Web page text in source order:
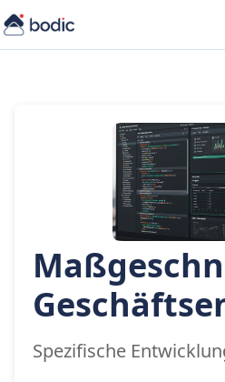
Über uns
DE
Spezifische